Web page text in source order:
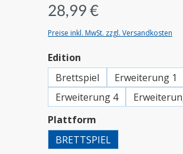
28,99 €
Preise inkl. MwSt. zzgl. Versandkosten
Edition
Brettspiel
Erweiterung 1
Erweiterung 4
Plattform
BRETTSPIEL